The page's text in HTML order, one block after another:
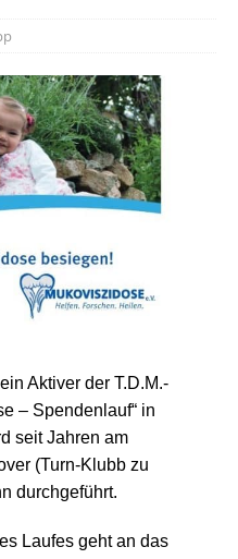
Aktiver der T.D.M.-
– Spendenlauf“ in
seit Jahren am
(Turn-Klubb zu
durchgeführt.
Laufes geht an das